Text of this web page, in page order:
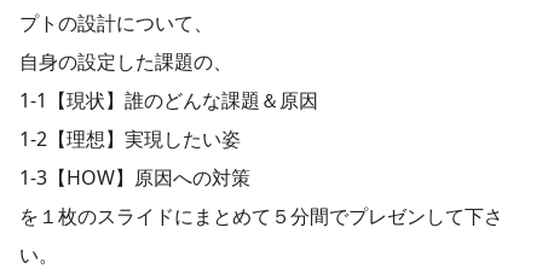
プトの設計について、
自身の設定した課題の、
1-1【現状】誰のどんな課題＆原因
1-2【理想】実現したい姿
1-3【HOW】原因への対策
を１枚のスライドにまとめて５分間でプレゼンして下さ
い。